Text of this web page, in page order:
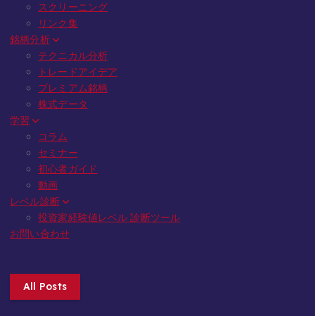
スクリーニング
リンク集
銘柄分析
テクニカル分析
トレードアイデア
プレミアム銘柄
株式データ
学習
コラム
セミナー
初心者ガイド
動画
レベル診断
投資家経験値レベル 診断ツール
お問い合わせ
All Posts